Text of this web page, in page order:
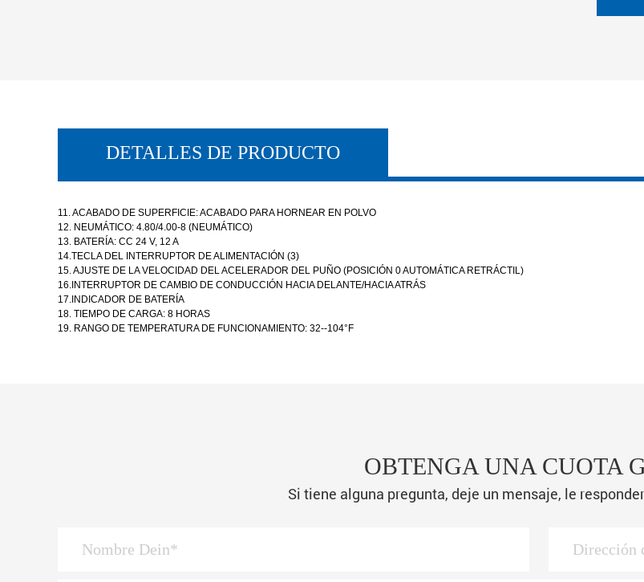
DETALLES DE PRODUCTO
11. ACABADO DE SUPERFICIE: ACABADO PARA HORNEAR EN POLVO
12. NEUMÁTICO: 4.80/4.00-8 (NEUMÁTICO)
13. BATERÍA: CC 24 V, 12 A
14.TECLA DEL INTERRUPTOR DE ALIMENTACIÓN (3)
15. AJUSTE DE LA VELOCIDAD DEL ACELERADOR DEL PUÑO (POSICIÓN 0 AUTOMÁTICA RETRÁCTIL)
16.INTERRUPTOR DE CAMBIO DE CONDUCCIÓN HACIA DELANTE/HACIA ATRÁS
17.INDICADOR DE BATERÍA
18. TIEMPO DE CARGA: 8 HORAS
19. RANGO DE TEMPERATURA DE FUNCIONAMIENTO: 32--104°F
OBTENGA UNA CUOTA
Si tiene alguna pregunta, deje un mensaje, le